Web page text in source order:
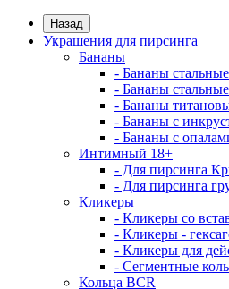
Назад
Украшения для пирсинга
Бананы
- Бананы
- Бананы
- Бананы
- Бананы с
- Бананы с
Интимный 18+
- Для пирсинга
- Для пирсинга
Кликеры
- Кликеры со
- Кликеры -
- Кликеры для
- Сегментные
Кольца BCR